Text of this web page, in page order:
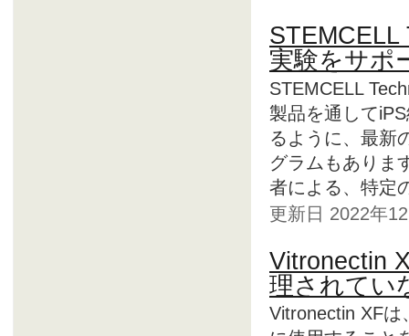
実験をサポ
STEMCELL
製品を通して
るように、最新
グラムもありま
者による、特定
更新日 2022年
Vitronectin
理されてい
Vitronectin XFは